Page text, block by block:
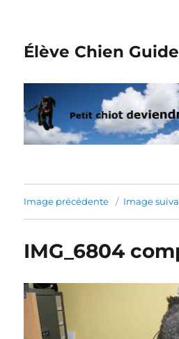
Élève Chien Guide
Image précédente Image
IMG_6804